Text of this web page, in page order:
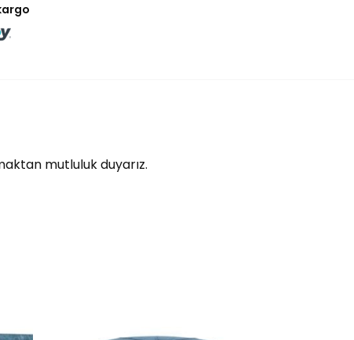
mutluluk duyarız.